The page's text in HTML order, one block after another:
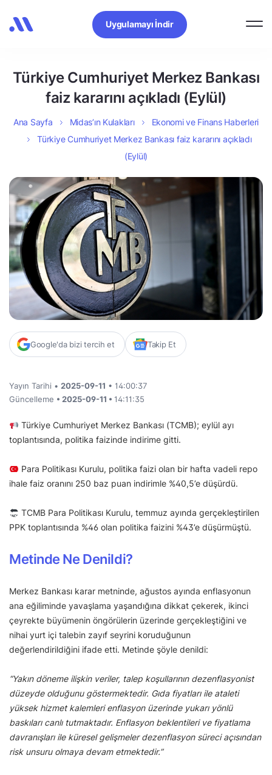
Uygulamayı İndir
Türkiye Cumhuriyet Merkez Bankası
faiz kararını açıkladı (Eylül)
Ana Sayfa Midas’ın Kulakları
Ekonomi ve Finans Haberleri
Türkiye Cumhuriyet Merkez Bankası faiz kararını açıkladı
(Eylül)
Google'da bizi tercih et Takip Et
Yayın Tarihi • 2025-09-11 • 14:00:37
Güncelleme • 2025-09-11 • 14:11:35
Türkiye Cumhuriyet Merkez Bankası (TCMB); eylül ayı
toplantısında, politika faizinde indirime gitti.
Para Politikası Kurulu, politika faizi olan bir hafta vadeli repo
ihale faiz oranını 250 baz puan indirimle %40,5’e düşürdü.
TCMB Para Politikası Kurulu, temmuz ayında gerçekleştirilen
PPK toplantısında %46 olan politika faizini %43’e düşürmüştü.
Metinde Ne Denildi?
Merkez Bankası karar metninde, ağustos ayında enflasyonun
ana eğiliminde yavaşlama yaşandığına dikkat çekerek, ikinci
çeyrekte büyümenin öngörülerin üzerinde gerçekleştiğini ve
nihai yurt içi talebin zayıf seyrini koruduğunun
değerlendirildiğini ifade etti. Metinde şöyle denildi:
“Yakın döneme ilişkin veriler, talep koşullarının dezenflasyonist
düzeyde olduğunu göstermektedir. Gıda fiyatları ile ataleti
yüksek hizmet kalemleri enflasyon üzerinde yukarı yönlü
baskıları canlı tutmaktadır. Enflasyon beklentileri ve fiyatlama
davranışları ile küresel gelişmeler dezenflasyon süreci açısından
risk unsuru olmaya devam etmektedir.”